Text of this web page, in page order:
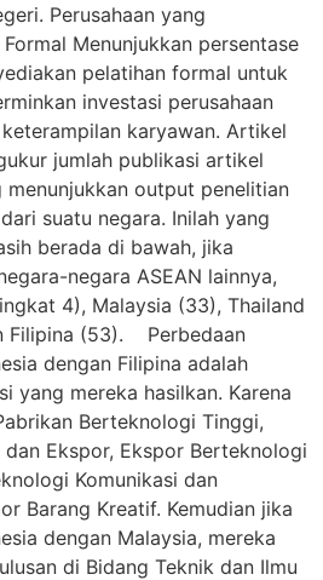
Perusahaan yang
Menunjukkan persentase
pelatihan formal untuk
investasi perusahaan
karyawan. Artikel
jumlah publikasi artikel
menunjukkan output penelitian
suatu negara. Inilah yang
berada di bawah, jika
negara ASEAN lainnya,
4), Malaysia (33), Thailand
Filipina (53). Perbedaan
dengan Filipina adalah
yang mereka hasilkan. Karena
Berteknologi Tinggi,
Ekspor, Ekspor Berteknologi
Komunikasi dan
Barang Kreatif. Kemudian jika
dengan Malaysia, mereka
di Bidang Teknik dan Ilmu